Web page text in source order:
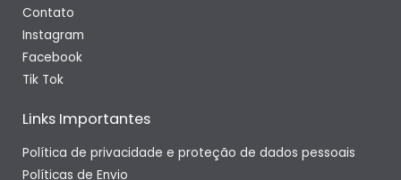
Contato
Instagram
Facebook
Tik Tok
Links Importantes
Política de privacidade e proteção de dados pessoais
Políticas de Envio